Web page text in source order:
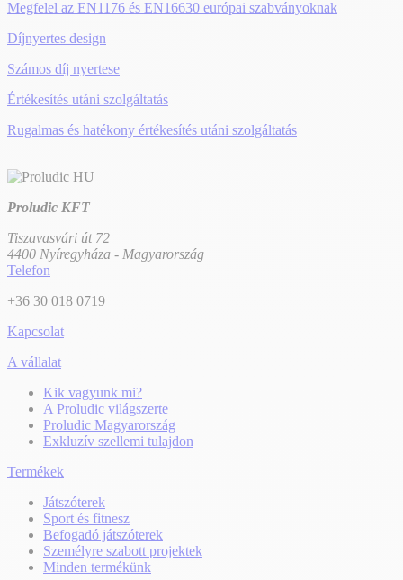
Megfelel az EN1176 és EN16630 európai szabványoknak
Díjnyertes design
Számos díj nyertese
Értékesítés utáni szolgáltatás
Rugalmas és hatékony értékesítés utáni szolgáltatás
Proludic KFT
Tiszavasvári út 72
4400 Nyíregyháza - Magyarország
Telefon
+36 30 018 0719
Kapcsolat
A vállalat
Kik vagyunk mi?
A Proludic világszerte
Proludic Magyarország
Exkluzív szellemi tulajdon
Termékek
Játszóterek
Sport és fitnesz
Befogadó játszóterek
Személyre szabott projektek
Minden termékünk